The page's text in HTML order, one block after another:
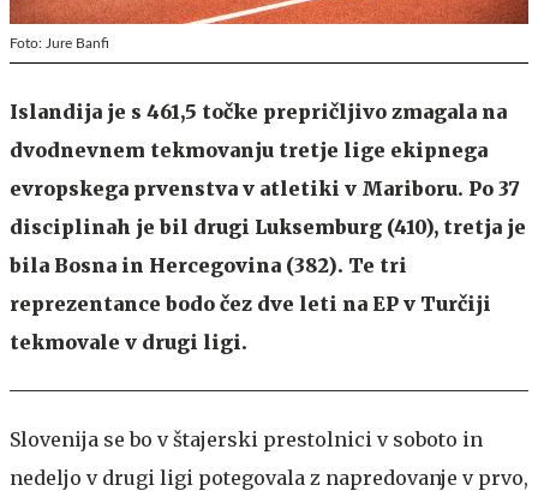
Foto: Jure Banfi
Islandija je s 461,5 točke prepričljivo zmagala na
dvodnevnem tekmovanju tretje lige ekipnega
evropskega prvenstva v atletiki v Mariboru. Po 37
disciplinah je bil drugi Luksemburg (410), tretja je
bila Bosna in Hercegovina (382). Te tri
reprezentance bodo čez dve leti na EP v Turčiji
tekmovale v drugi ligi.
Slovenija se bo v štajerski prestolnici v soboto in
nedeljo v drugi ligi potegovala z napredovanje v prvo,